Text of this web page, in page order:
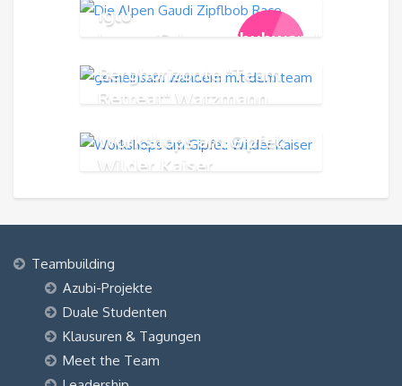
179,00€
Iglu
bauen/Schneeschuhwandern/
Berghorizonte "Team
Retreat" Watzmann
Workshops am Gipfel:
Wilder Kaiser
Teambuilding
Azubi-Projekte
Duale Studenten
Klausuren & Tagungen
Meet the Team